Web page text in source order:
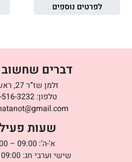
לפרטים נוספים
דברים
זלמן שז”ר 27, ראשל”צ
טלפון: 3232
שעות
א’-ה’: 09:00 – 20:00
שישי וערבי חג: 09:00 – 14:00